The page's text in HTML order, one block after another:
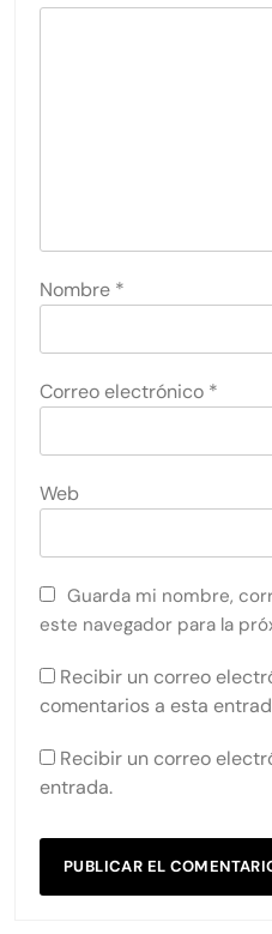
Nombre *
Correo electrónico *
Web
Guarda mi nombre,
este navegador para la
Recibir un correo
comentarios a esta
Recibir un correo
entrada.